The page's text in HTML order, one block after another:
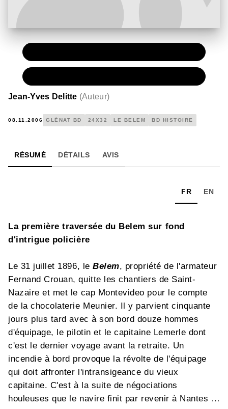
Jean-Yves Delitte (Auteur)
08.11.2006 GLÉNAT BD 24X32 LE BELEM BD HISTOIRE
RÉSUMÉ DÉTAILS AVIS
FR EN
La première traversée du Belem sur fond
d'intrigue policière
Le 31 juillet 1896, leBelem, propriété de l'armateur
Fernand Crouan, quitte les chantiers de Saint-
Nazaire et met le cap Montevideo pour le compte
de la chocolaterie Meunier. Il y parvient cinquante
jours plus tard avec à son bord douze hommes
d'équipage, le pilotin et le capitaine Lemerle dont
c'est le dernier voyage avant la retraite. Un
incendie à bord provoque la révolte de l'équipage
qui doit affronter l'intransigeance du vieux
capitaine. C'est à la suite de négociations
houleuses que le navire finit par revenir à Nantes le